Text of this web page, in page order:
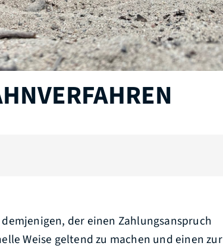
der einen Zahlungsanspruch
Weise geltend zu machen und einen zur